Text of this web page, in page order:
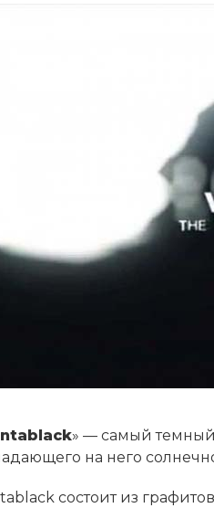
» — самый темный
на него
состоит из